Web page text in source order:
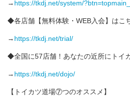
→ https://tkdj.net/system/
◆各店舗【無料体験・WEB入会】はこ
→ https://tkdj.net/trial/
◆全国に57店舗！あなたの近所にトイ
→ https://tkdj.net/dojo/
【トイカツ道場⑦つのオススメ】